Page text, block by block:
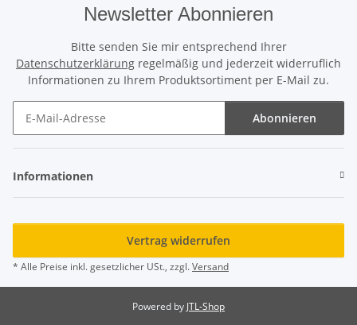
Newsletter Abonnieren
Bitte senden Sie mir entsprechend Ihrer
Datenschutzerklärung regelmäßig und jederzeit widerruflich
Informationen zu Ihrem Produktsortiment per E-Mail zu.
Abonnieren
Informationen
Vertrag widerrufen
* Alle Preise inkl. gesetzlicher USt., zzgl.Versand
Powered by JTL-Shop